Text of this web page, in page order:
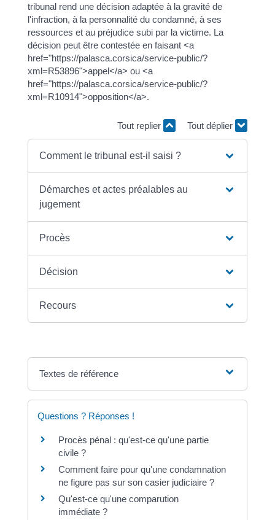
tribunal rend une décision adaptée à la gravité de
l'infraction, à la personnalité du condamné, à ses
ressources et au préjudice subi par la victime. La
décision peut être contestée en faisant <a
href="https://palasca.corsica/service-public/?
xml=R53896">appel</a> ou <a
href="https://palasca.corsica/service-public/?
xml=R10914">opposition</a>.
Tout replier Tout déplier
Comment le tribunal est-il saisi ?
Démarches et actes préalables au
jugement
Procès
Décision
Recours
Textes de référence
Questions ? Réponses !
Procès pénal : qu'est-ce qu'une partie
civile ?
Comment faire pour qu'une condamnation
ne figure pas sur son casier judiciaire ?
Qu'est-ce qu'une comparution
immédiate ?